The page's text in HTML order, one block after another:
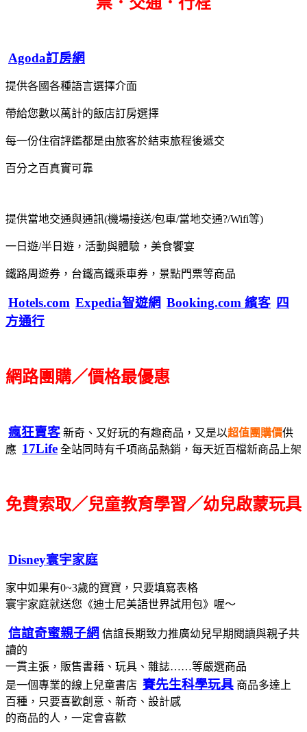
Agoda訂房網
提供各國各種語言選擇介面
帶給您數以萬計的飯店訂房選擇
每一份住宿評鑑都是由旅客於結束旅程後遞交
百分之百真實可靠
提供當地交通與通訊(機場接送/包車/當地交通?/Wifi等)
一日遊/半日遊，活動與體驗，美食饗宴
鐵路周遊券，台鐵高鐵乘車券，景點門票等商品
Hotels.com Expedia智遊網 Booking.com 繽客 四
方通行
網路團購／價格最優惠
瘋狂賣客 新奇、又好玩的有趣商品，又是以超值團購價供
應 17Life 全站同時有千項商品熱銷，每天近百檔新商品上架
免費索取／兒童教育學習／幼兒啟蒙玩具
Disney寰宇家庭
家中如果有0~3歲的寶寶，只要填寫表格
寰宇家庭就送您《迪士尼美語世界試用包》喔～
信誼奇蜜親子網 信誼長期致力推廣幼兒早期閱讀與親子共
讀的
一貫主張，販售書藉、玩具、雜誌……等嚴選商品
是一個專業的線上兒童書店 賽先生科學玩具 商品多達上
百種，只要喜歡創意、新奇、設計感
的商品的人，一定會喜歡